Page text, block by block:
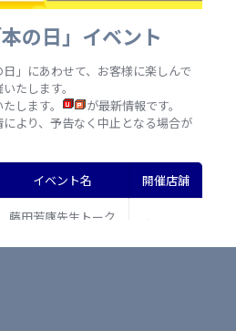
の日」イベント
」にあわせて、お客様に楽しんで
たします。
します。
が最新情報です。
より、予告なく中止となる場合が
イベント名 開催店舗
藤田芳康先生トーク
京都本店